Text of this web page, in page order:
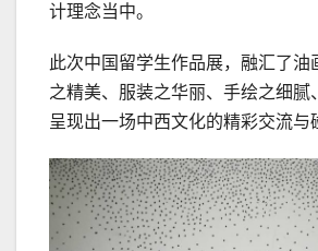
计理念当中。
此次中国留学生作品展，融汇了油
之精美、服装之华丽、手绘之细腻
呈现出一场中西文化的精彩交流与